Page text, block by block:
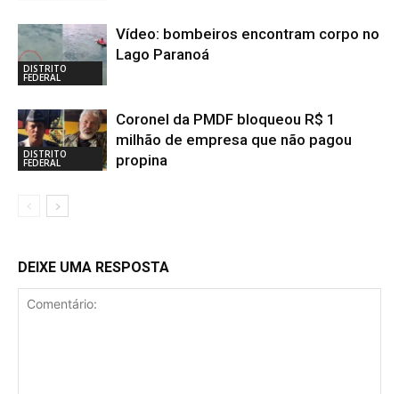
DISTRITO
FEDERAL
Vídeo: bombeiros encontram corpo no
Lago Paranoá
DISTRITO
FEDERAL
Coronel da PMDF bloqueou R$ 1
milhão de empresa que não pagou
propina
DEIXE UMA RESPOSTA